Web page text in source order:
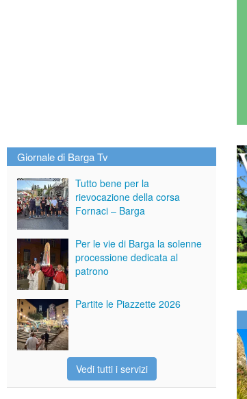
Giornale di Barga Tv
Tutto bene per la
rievocazione della corsa
Fornaci – Barga
Per le vie di Barga la solenne
processione dedicata al
patrono
Partite le Piazzette 2026
Vedi tutti i servizi